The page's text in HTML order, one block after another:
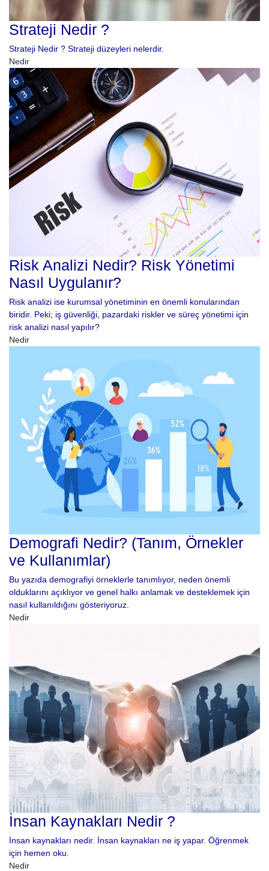
Strateji Nedir ?
Strateji Nedir ? Strateji düzeyleri nelerdir.
Nedir
Risk Analizi Nedir? Risk Yönetimi
Nasıl Uygulanır?
Risk analizi ise kurumsal yönetiminin en önemli konularından
biridir. Peki; iş güvenliği, pazardaki riskler ve süreç yönetimi için
risk analizi nasıl yapılır?
Nedir
Demografi Nedir? (Tanım, Örnekler
ve Kullanımlar)
Bu yazıda demografiyi örneklerle tanımlıyor, neden önemli
olduklarını açıklıyor ve genel halkı anlamak ve desteklemek için
nasıl kullanıldığını gösteriyoruz.
Nedir
İnsan Kaynakları Nedir ?
İnsan kaynakları nedir. İnsan kaynakları ne iş yapar. Öğrenmek
için hemen oku.
Nedir